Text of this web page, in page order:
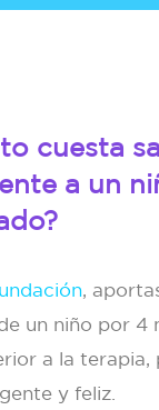
cuesta
a un
,
un niño por 4
a la terapia,
y feliz.